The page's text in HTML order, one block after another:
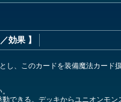
効果 】
し、このカードを装備魔法カー
できる。デッキからユニオンモン